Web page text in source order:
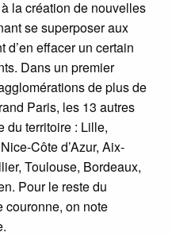
la création de nouvelles
se superposer aux
d’en effacer un certain
Dans un premier
de plus de
Paris, les 13 autres
du territoire : Lille,
Côte d’Azur, Aix-
Toulouse, Bordeaux,
Pour le reste du
couronne, on note